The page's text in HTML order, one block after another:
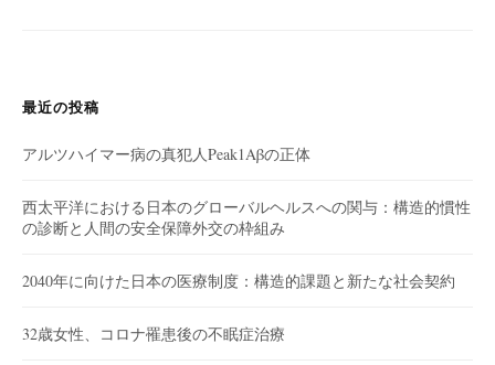
最近の投稿
アルツハイマー病の真犯人Peak1Aβの正体
西太平洋における日本のグローバルヘルスへの関与：構造的慣性
の診断と人間の安全保障外交の枠組み
2040年に向けた日本の医療制度：構造的課題と新たな社会契約
32歳女性、コロナ罹患後の不眠症治療